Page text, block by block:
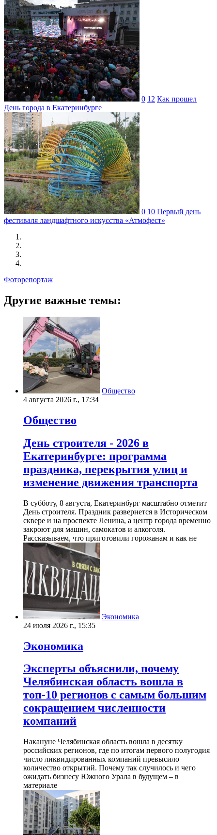
0 12 Как прошел
День города в Екатеринбурге
0 10 Первый день
фестиваля ландшафтного искусства «Атмофест»
Фоторепортаж
Другие важные темы:
Общество
4 августа 2026 г., 17:34
Общество
День строителя - 2026 в
Екатеринбурге: программа
праздника, перекрытия улиц и
изменение движения транспорта
В субботу, 8 августа, Екатеринбург масштабно отметит
День строителя. Праздник развернется в Историческом
сквере и на проспекте Ленина, а центр города временно
закроют для машин, самокатов и алкоголя.
Рассказываем, что приготовили горожанам и как не
Экономика
24 июля 2026 г., 15:35
Экономика
Эксперты объяснили, почему
Челябинская область вошла в
топ-10 регионов с самым большим
сокращением численности
компаний
Накануне Челябинская область вошла в десятку
российских регионов, где по итогам первого полугодия
число ликвидированных компаний превысило
количество открытий. Почему так случилось и чего
ожидать бизнесу Южного Урала в будущем – в
материале